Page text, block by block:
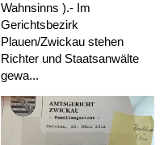
Wahnsinns ).- Im
Gerichtsbezirk
Plauen/Zwickau stehen
Richter und Staatsanwälte
gewa...